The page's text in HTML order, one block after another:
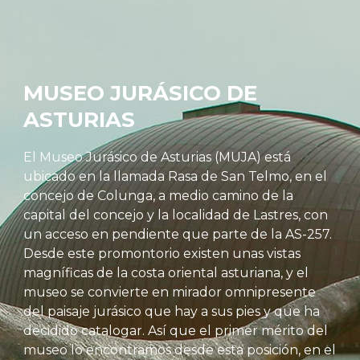
MUSEO JURÁSICO DE
ASTURIAS
El Museo Jurásico de Asturias (MUJA) está
ubicado en la llamada Rasa de San Telmo, en el
concejo de Colunga, a medio camino de la
capital del concejo y la localidad de Lastres, con
un acceso en pendiente que parte de la AS-257.
Desde este promontorio existen unas vistas
magníficas de la costa oriental asturiana, y el
museo se convierte en mirador omnipresente
del paisaje jurásico que hay a sus pies y que ha
decidido catalogar. Así que el primer mérito del
museo lo encontramos desde esta posición, en el